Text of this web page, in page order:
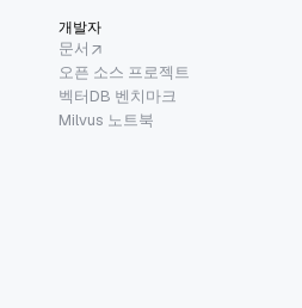
개발자
문서
오픈 소스 프로젝트
벡터DB 벤치마크
Milvus 노트북